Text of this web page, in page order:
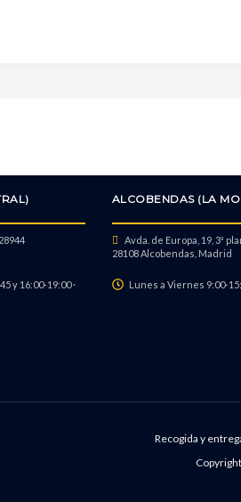
y 16:00-19:00 ·
ALCOBENDAS (LA
Avda. de Europa, 19, 3ª
28108 Alcobendas, Madrid
Lunes a Viernes 9:00-
Recogida y